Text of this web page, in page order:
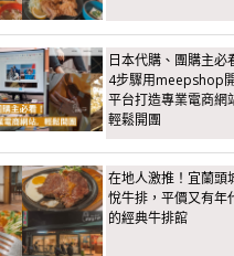
日本代購、團購主必
4步驟用meepshop
平台打造專業電商網
輕鬆開團
在地人激推！宜蘭頭
悅牛排，平價又有年
的經典牛排館